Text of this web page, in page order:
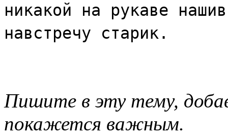
никакой на рукаве
навстречу старик.
Пишите в эту тему,
покажется важным.